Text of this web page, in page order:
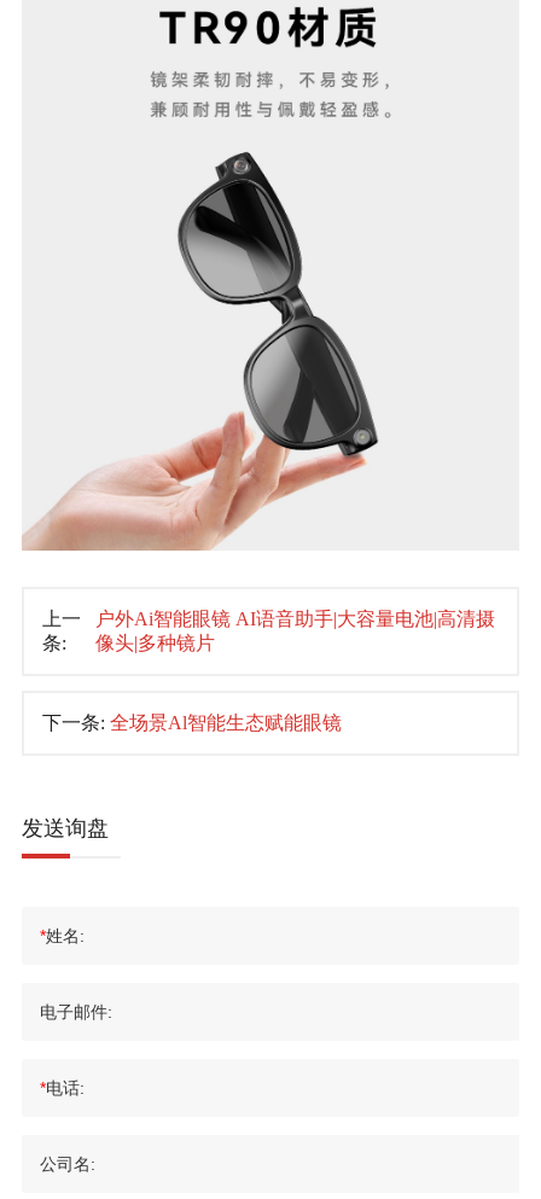
上一
条:
户外Ai智能眼镜 AI语音助手|大容量电池|高清摄
像头|多种镜片
下一条: 全场景Al智能生态赋能眼镜
发送询盘
*姓名:
电子邮件:
*电话:
公司名: